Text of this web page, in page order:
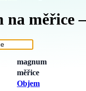
na měřice
magnum
měřice
Objem